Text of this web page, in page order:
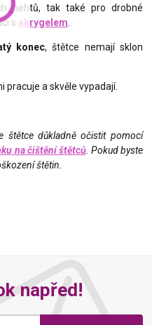
nehtů, tak také pro drobné
s akrygelem
konec, štětce nemají sklon
pracuje a skvěle vypadají.
štětce důkladně očistit pomocí
na čištění štětců. Pokud byste
štětin.
napřed!